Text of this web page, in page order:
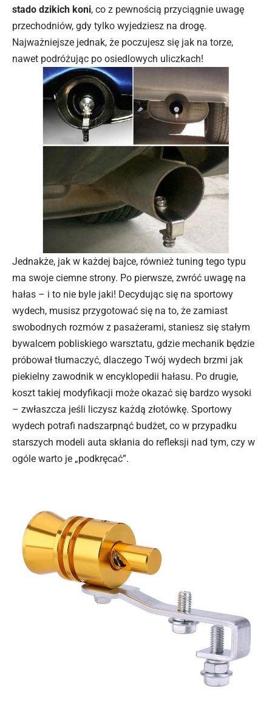
stado dzikich koni, co z pewnością przyciągnie uwagę
przechodniów, gdy tylko wyjedziesz na drogę.
Najważniejsze jednak, że poczujesz się jak na torze,
nawet podróżując po osiedlowych uliczkach!
Jednakże, jak w każdej bajce, również tuning tego typu
ma swoje ciemne strony. Po pierwsze, zwróć uwagę na
hałas – i to nie byle jaki! Decydując się na sportowy
wydech, musisz przygotować się na to, że zamiast
swobodnych rozmów z pasażerami, staniesz się stałym
bywalcem pobliskiego warsztatu, gdzie mechanik będzie
próbował tłumaczyć, dlaczego Twój wydech brzmi jak
piekielny zawodnik w encyklopedii hałasu. Po drugie,
koszt takiej modyfikacji może okazać się bardzo wysoki
– zwłaszcza jeśli liczysz każdą złotówkę. Sportowy
wydech potrafi nadszarpnąć budżet, co w przypadku
starszych modeli auta skłania do refleksji nad tym, czy w
ogóle warto je „podkręcać”.